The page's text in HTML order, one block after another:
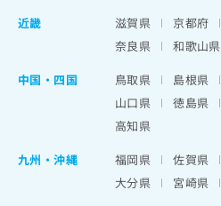
近畿
滋賀県 京都府
奈良県
和歌山県
中国・四国
鳥取県 島根県
山口県
徳島県
高知県
九州・沖縄
福岡県 佐賀県
大分県
宮崎県